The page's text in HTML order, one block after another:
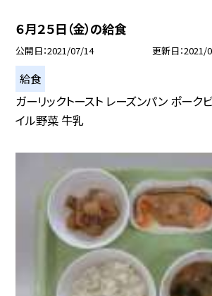
６月２５日（金）の給食
公開日 2021/07/14 更新日 2021/
給食
ガーリックトースト レーズンパン ポーク
イル野菜 牛乳